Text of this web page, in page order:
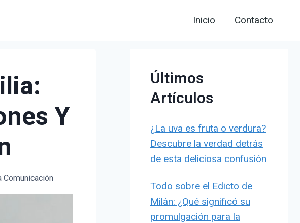
Inicio Contacto
Y
Comunicación
Últimos
Artículos
¿La uva es fruta o verdura?
Descubre la verdad detrás
de esta deliciosa confusión
Todo sobre el Edicto de
Milán: ¿Qué significó su
promulgación para la